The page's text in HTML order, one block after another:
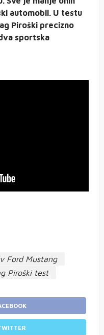
automobil. U testu
Piroški precizno
sportska
Ford Mustang
Piroški test